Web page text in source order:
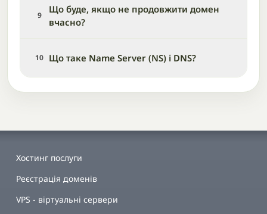
9
Що буде, якщо не продовжити домен
вчасно?
10 Що таке Name Server (NS) і DNS?
Хостинг послуги
Реєстрація доменів
VPS - віртуальні сервери